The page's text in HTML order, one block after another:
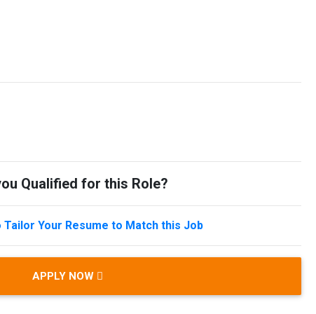
Qualified for this Role?
Tailor Your Resume to Match this Job
APPLY NOW